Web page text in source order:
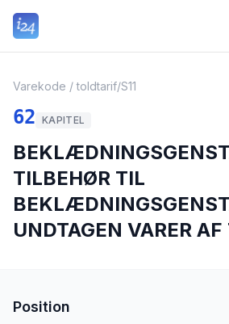
Varekode / toldtarif/S11
62 KAPITEL
TILBEHØR TIL
UNDTAGEN VARER AF
Position